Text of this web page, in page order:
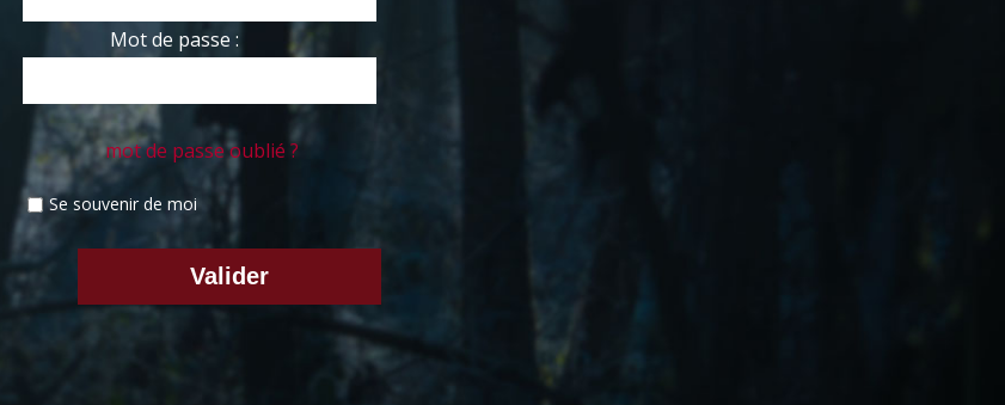
Mot de passe :
mot de passe oublié ?
Se souvenir de moi